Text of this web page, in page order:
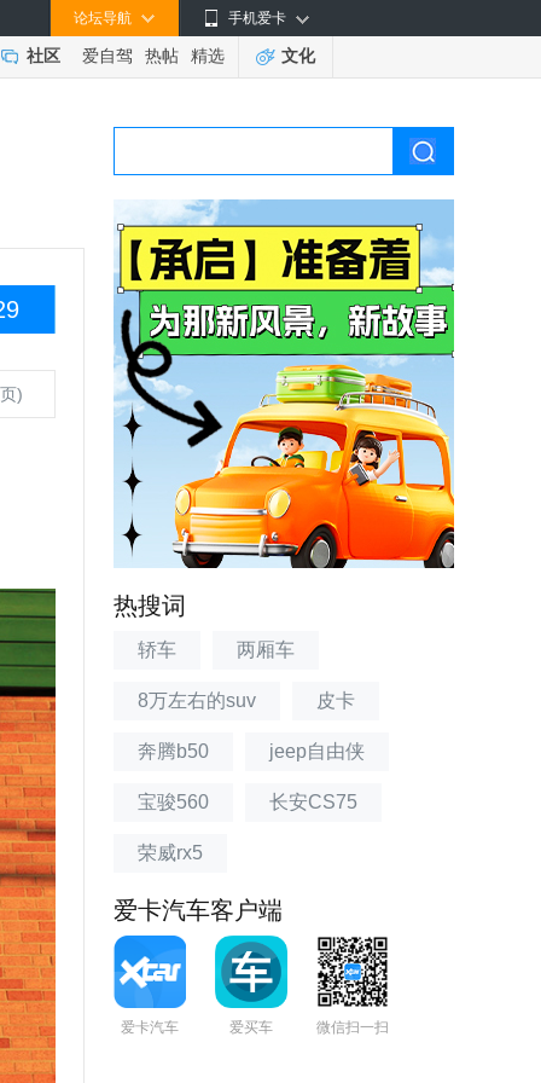
手机爱卡
论坛导航
社区 爱自驾 热帖 精选 文化
)
热搜词
轿车 两厢车
8万左右的suv 皮卡
奔腾b50 jeep自由侠
宝骏560 长安CS75
荣威rx5
爱卡汽车客户端
爱卡汽车 爱买车 微信扫一扫